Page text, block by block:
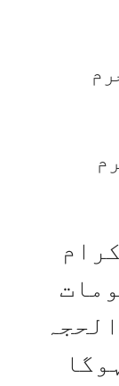
14/ محرم
15/محرم
ہوگا